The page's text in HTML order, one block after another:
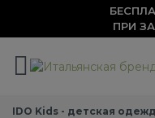
ПРИ
IDO Kids - детская